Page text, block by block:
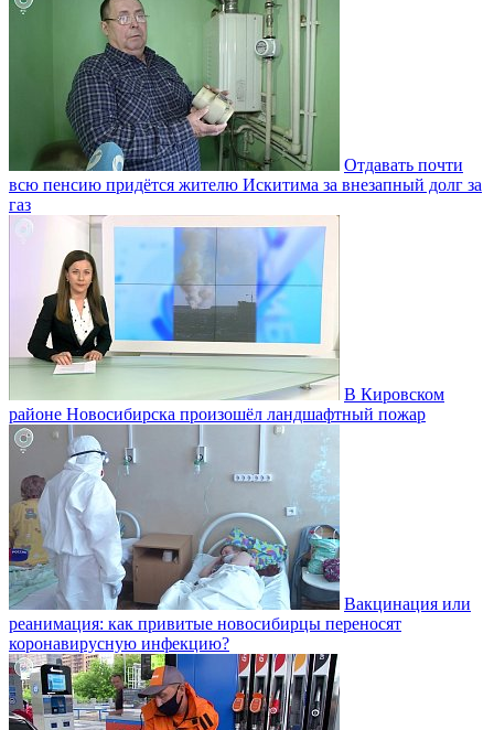
Отдавать почти
всю пенсию придётся жителю Искитима за внезапный долг за
газ
В Кировском
районе Новосибирска произошёл ландшафтный пожар
Вакцинация или
реанимация: как привитые новосибирцы переносят
коронавирусную инфекцию?